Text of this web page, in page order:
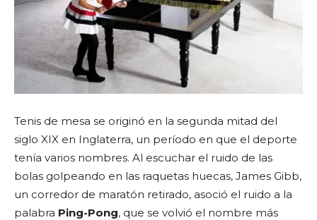
Tenis de mesa se originó en la segunda mitad del
siglo XIX en Inglaterra, un período en que el deporte
tenía varios nombres. Al escuchar el ruido de las
bolas golpeando en las raquetas huecas, James Gibb,
un corredor de maratón retirado, asoció el ruido a la
palabra Ping-Pong, que se volvió el nombre más